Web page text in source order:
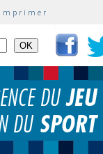
Imprimer